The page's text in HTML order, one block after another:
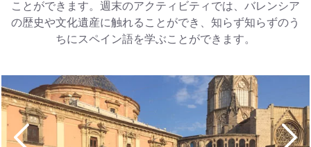
ことができます。週末のアクティビティでは、バレンシア
の歴史や文化遺産に触れることができ、知らず知らずのう
ちにスペイン語を学ぶことができます。